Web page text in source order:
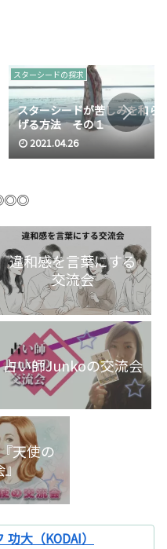
スターシードの探求
スターシードが苦しみを和ら
げる方法 その１
2021.04.26
◎◎◎
違和感を言葉にする
交流会
占い師Junkoの交流会
天使の
』
大（KODAI）